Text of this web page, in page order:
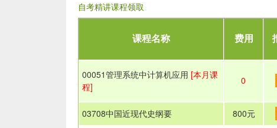
自考精讲课程领取
课程名称 费用
00051管理系统中计算机应用 [本月课
程]
0
03708中国近现代史纲要 800元